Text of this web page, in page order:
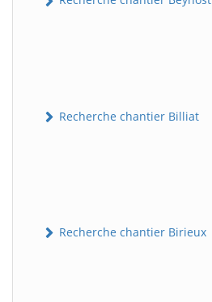
Recherche chantier Billiat
Recherche chantier Birieux